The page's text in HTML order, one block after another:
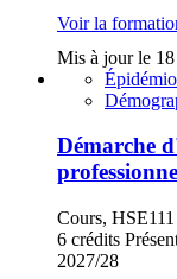
Voir la
Mis à jour le
Démarche
Cours, HSE111
6 crédits
2027/28